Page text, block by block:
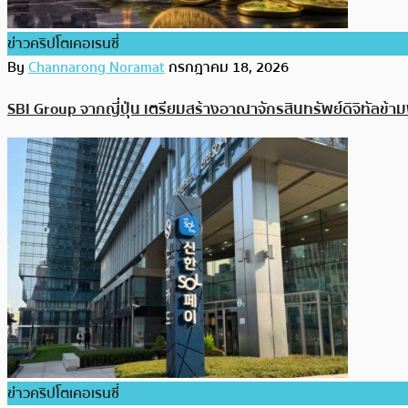
ข่าวคริปโตเคอเรนซี่
ByChannarong Noramatกรกฎาคม 18, 2026
SBI Group จากญี่ปุ่น เตรียมสร้างอาณาจักรสินทรัพย์ดิจิทัลข้าม
ข่าวคริปโตเคอเรนซี่